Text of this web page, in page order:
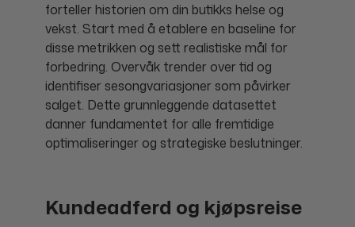
forteller historien om din butikks helse og
vekst. Start med å etablere en baseline for
disse metrikken og sett realistiske mål for
forbedring. Overvåk trender over tid og
identifiser sesongvariasjoner som påvirker
salget. Dette grunnleggende datasettet
danner fundamentet for alle fremtidige
optimaliseringer og strategiske beslutninger.
Kundeadferd og kjøpsreise